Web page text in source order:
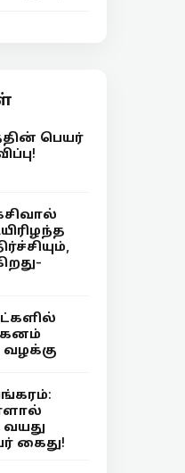
பெயர்
வழக்கு
வயது
கைது!